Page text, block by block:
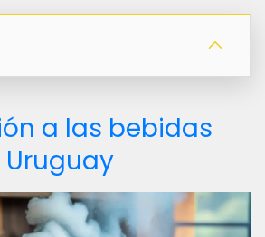
a las bebidas